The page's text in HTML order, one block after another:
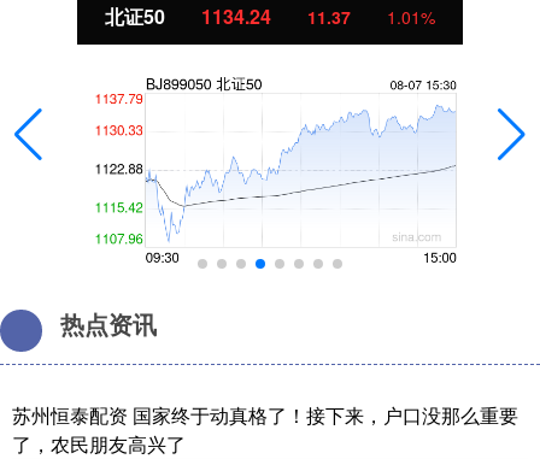
北证50 1134.24 11.37 1.01%
热点资讯
苏州恒泰配资 国家终于动真格了！接下来，户口没那么重要
了，农民朋友高兴了